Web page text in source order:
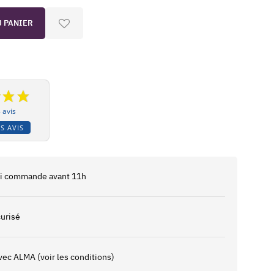
PANIER
avis
AVIS
avant 11h
ALMA (voir les conditions)